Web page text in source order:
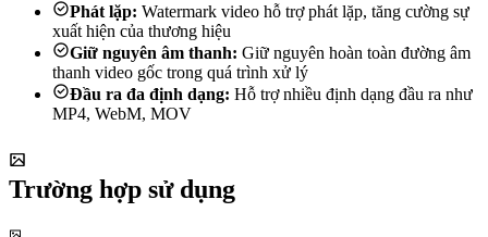
Phát lặp: Watermark video hỗ trợ phát lặp, tăng cường sự
xuất hiện của thương hiệu
Giữ nguyên âm thanh: Giữ nguyên hoàn toàn đường âm
thanh video gốc trong quá trình xử lý
Đầu ra đa định dạng: Hỗ trợ nhiều định dạng đầu ra như
MP4, WebM, MOV
Trường hợp sử dụng